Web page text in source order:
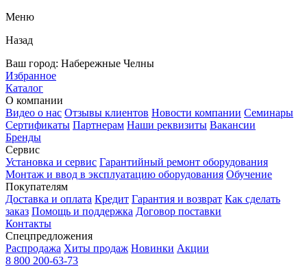
Меню
Назад
Ваш город: Набережные Челны
Избранное
Каталог
О компании
Видео о нас Отзывы клиентов Новости компании Семинары
Сертификаты Партнерам Наши реквизиты Вакансии
Бренды
Сервис
Установка и сервис Гарантийный ремонт оборудования
Монтаж и ввод в эксплуатацию оборудования Обучение
Покупателям
Доставка и оплата Кредит Гарантия и возврат Как сделать
заказ Помощь и поддержка Договор поставки
Контакты
Спецпредложения
Распродажа Хиты продаж Новинки Акции
8 800 200-63-73